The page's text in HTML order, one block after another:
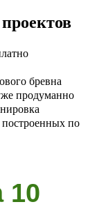
бревна
продуманно
по
10